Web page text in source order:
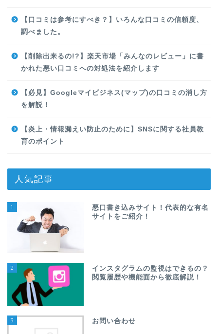
【口コミは参考にすべき？】いろんな口コミの信頼度、
調べました。
【削除出来るの!?】楽天市場「みんなのレビュー」に書
かれた悪い口コミへの対処法を紹介します
【必見】Googleマイビジネス(マップ)の口コミの消し方
を解説！
【炎上・情報漏えい防止のために】SNSに関する社員教
育のポイント
人気記事
1
悪口書き込みサイト！代表的な有名
サイトをご紹介！
2
インスタグラムの監視はできるの？
閲覧履歴や機能面から徹底解説！
3 お問い合わせ